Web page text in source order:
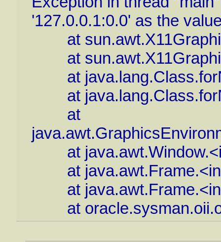
'127.0.0.1:0.0' as the
at
at
at
at
at
at
at
at
at